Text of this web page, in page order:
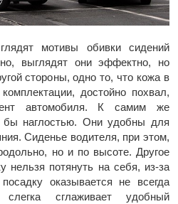
мотивы обивки сидений
выглядят они эффектно, но
стороны, одно то, что кожа в
достойно похвал,
автомобиля. К самим же
бы наглостью. Они удобны для
Сиденье водителя, при этом,
но и по высоте. Другое
нельзя потянуть на себя, из-за
оказывается не всегда
сглаживает удобный